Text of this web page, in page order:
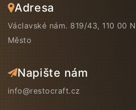
Adresa
Václavské nám. 819/43, 110 00
Město
Napište nám
info@restocraft.cz